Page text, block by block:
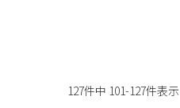
127件中 101-127件表示